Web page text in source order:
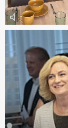
volume_mute